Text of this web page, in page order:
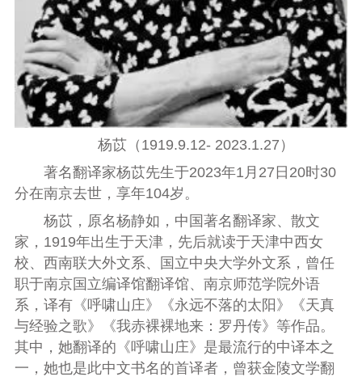
杨苡（1919.9.12- 2023.1.27 ）
著名翻译家杨苡先生于2023年1月27日20时30
分在南京去世，享年104岁。
杨苡，原名杨静如，中国著名翻译家、散文
家，1919年出生于天津，先后就读于天津中西女
校、西南联大外文系、国立中央大学外文系，曾任
职于南京国立编译馆翻译馆、南京师范学院外语
系，译有《呼啸山庄》《永远不落的太阳》《天真
与经验之歌》《我赤裸裸地来：罗丹传》等作品。
其中，她翻译的《呼啸山庄》是最流行的中译本之
一，她也是此中文书名的首译者，曾获金陵文学翻